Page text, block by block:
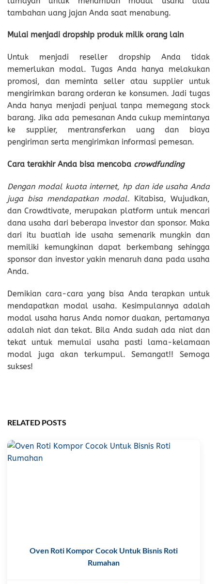
tambahan uang jajan Anda saat menabung.
Mulai menjadi dropship produk milik orang lain
Untuk menjadi reseller dropship Anda tidak
memerlukan modal. Tugas Anda hanya melakukan
promosi, dan meminta seller atau supplier untuk
mengirimkan barang orderan ke konsumen. Jadi tugas
Anda hanya menjadi penjual tanpa memegang stock
barang. Jika ada pemesanan Anda cukup memintanya
ke supplier, mentransferkan uang dan biaya
pengiriman serta mengirimkan informasi pemesan.
Cara terakhir Anda bisa mencoba crowdfunding
Dengan modal kuota internet, hp dan ide usaha Anda
juga bisa mendapatkan modal. Kitabisa, Wujudkan,
dan Crowdtivate, merupakan platform untuk mencari
dana usaha dari beberapa investor dan sponsor. Maka
dari itu buatlah ide usaha semenarik mungkin dan
memiliki kemungkinan dapat berkembang sehingga
sponsor dan investor yakin menaruh dana pada usaha
Anda.
Demikian cara-cara yang bisa Anda terapkan untuk
mendapatkan modal usaha. Kesimpulannya adalah
modal usaha harus Anda nomor duakan, pertamanya
adalah niat dan tekat. Bila Anda sudah ada niat dan
tekat untuk memulai usaha pasti lama-kelamaan
modal juga akan terkumpul. Semangat!! Semoga
sukses!
RELATED POSTS
Oven Roti Kompor Cocok Untuk Bisnis Roti
Rumahan